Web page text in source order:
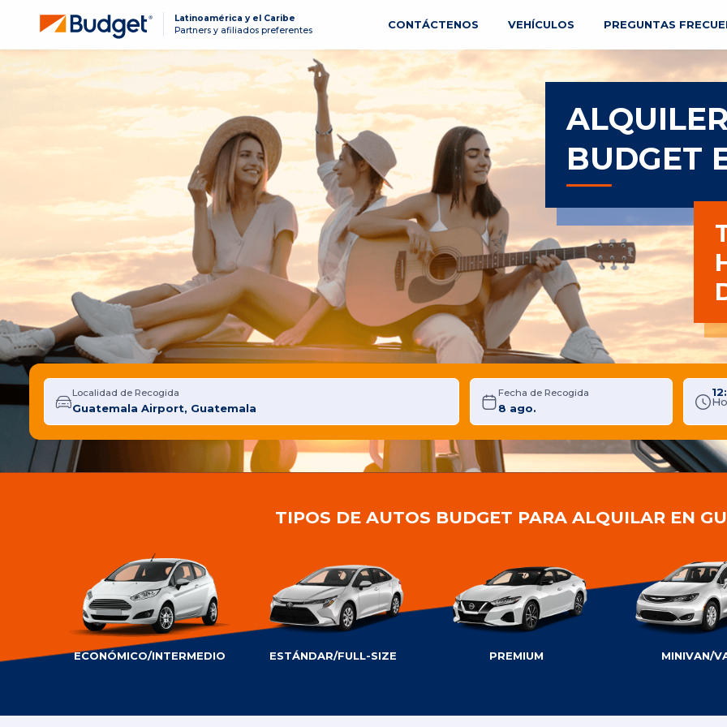
Latinoamérica y el Caribe
Partners y afiliados preferentes
CONTÁCTENOS VEHÍCULOS PREGUNTAS
BUDGET
Localidad de Recogida Fecha de Recogida
TIPOS DE AUTOS BUDGET PARA ALQUILAR EN
ECONÓMICO/INTERMEDIO ESTÁNDAR/FULL-SIZE PREMIUM MINIVAN/